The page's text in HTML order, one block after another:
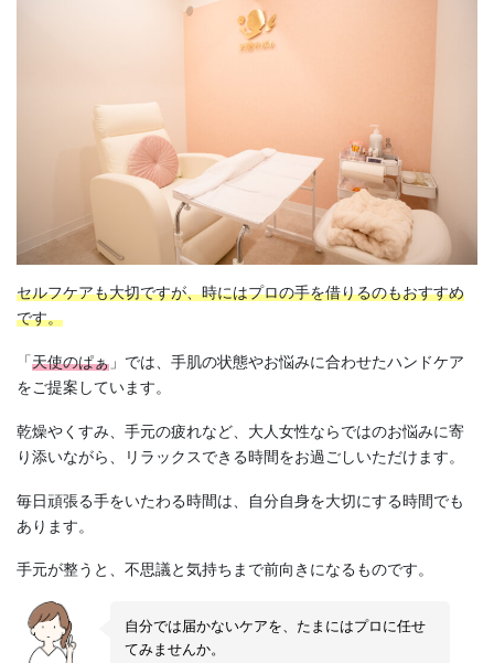
セルフケアも大切ですが、時にはプロの手を借りるのもおすすめ
です。
「天使のぱぁ 」では、手肌の状態やお悩みに合わせたハンドケア
をご提案しています。
乾燥やくすみ、手元の疲れなど、大人女性ならではのお悩みに寄
り添いながら、リラックスできる時間をお過ごしいただけます。
毎日頑張る手をいたわる時間は、自分自身を大切にする時間でも
あります。
手元が整うと、不思議と気持ちまで前向きになるものです。
自分では届かないケアを、たまにはプロに任せ
てみませんか。